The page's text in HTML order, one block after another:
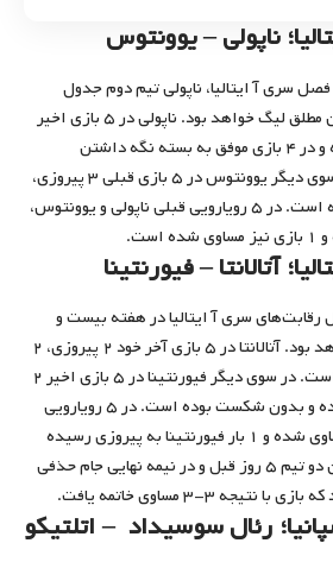
ناپولی – یوونتوس
سری آ ایتالیا، ناپولی تیم دوم جدول
میزبان یوونتوس صدرنشین مطلق لیگ خواهد بود. ناپولی در ۵ بازی اخیر
۳ پیروزی و ۲ مساوی داشته و در ۴ بازی موفق به بسته نگه داشتن
دروازه‌اش شده است. در سوی دیگر یوونتوس در ۵ بازی قبلی ۳ پیروزی،
۱ مساوی و ۱ شکست داشته است. در ۵ رویارویی قبلی ناپولی و یوونتوس،
آتالانتا‫ – فیورنتینا
رقابت‌های سری آ ایتالیا در هفته بیست و
ششم میزبان فیورنتینا خواهد بود. آتالانتا در ۵ بازی آخر خود ۲ پیروزی، ۲
شکست و ۱ مساوی داشته است. در سوی دیگر فیورنتینا در ۵ بازی اخیر ۲
پیروزی و ۳ مساوی کسب کرده و بدون شکست بوده است. در ۵ رویارویی
قبلی این دو تیم ۴ بازی مساوی شده و ۱ بار فیورنتینا به پیروزی رسیده
است. نکته جالب اینکه این دو تیم ۵ روز قبل و در نیمه نهایی جام حذفی
۳-۳ مساوی خاتمه یافت.
رئال سوسیداد – اتلتیکو